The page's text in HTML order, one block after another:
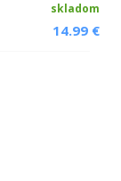
skladom
14.99 €